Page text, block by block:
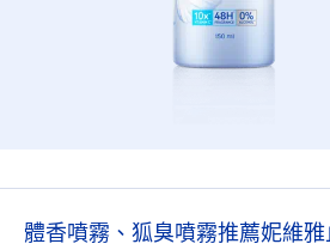
體香噴霧、狐臭噴霧推薦妮維